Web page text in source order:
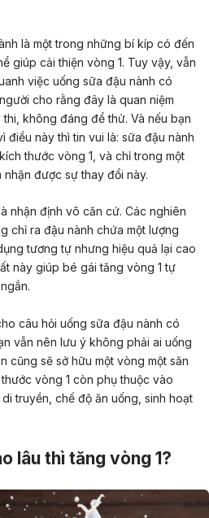
là một trong những bí kíp có đến
giúp cải thiện vòng 1. Tuy vậy, vẫn
việc uống sữa đậu nành có
cho rằng đây là quan niệm
không đáng để thử. Và nếu bạn
điều này thì tin vui là: sữa đậu nành
thước vòng 1, và chỉ trong một
được sự thay đổi này.
nhận định vô căn cứ. Các nghiên
chỉ ra đậu nành chứa một lượng
tương tự nhưng hiệu quả lại cao
này giúp bé gái tăng vòng 1 tự
câu hỏi uống sữa đậu nành có
vẫn nên lưu ý không phải ai uống
cũng sẽ sở hữu một vòng một săn
vòng 1 còn phụ thuộc vào
truyền, chế độ ăn uống, sinh hoạt
lâu thì tăng vòng 1?